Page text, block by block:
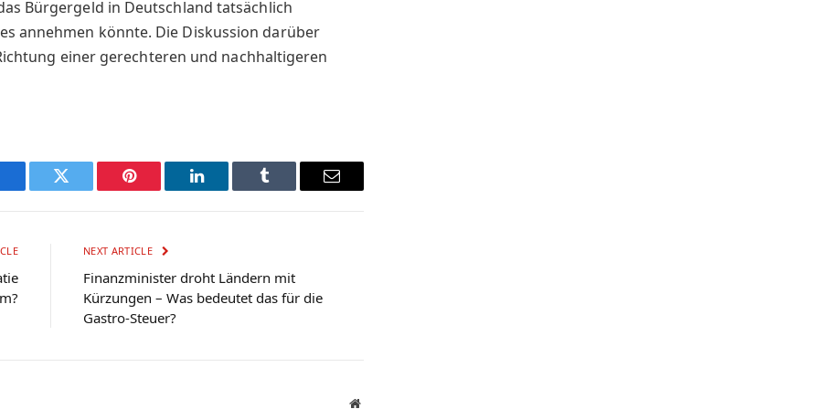
Bürgergeld in Deutschland tatsächlich
annehmen könnte. Die Diskussion darüber
einer gerechteren und nachhaltigeren
Twitter Pinterest LinkedIn Tumblr Email
NEXT ARTICLE
Finanzminister droht Ländern mit
Kürzungen – Was bedeutet das für die
Gastro-Steuer?
Website